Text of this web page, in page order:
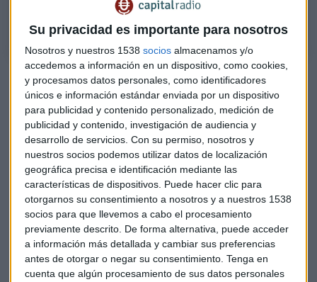
Su privacidad es importante para nosotros
Nosotros y nuestros 1538 socios almacenamos y/o
accedemos a información en un dispositivo, como cookies,
y procesamos datos personales, como identificadores
únicos e información estándar enviada por un dispositivo
para publicidad y contenido personalizado, medición de
publicidad y contenido, investigación de audiencia y
desarrollo de servicios. Con su permiso, nosotros y
nuestros socios podemos utilizar datos de localización
geográfica precisa e identificación mediante las
características de dispositivos. Puede hacer clic para
otorgarnos su consentimiento a nosotros y a nuestros 1538
socios para que llevemos a cabo el procesamiento
previamente descrito. De forma alternativa, puede acceder
a información más detallada y cambiar sus preferencias
antes de otorgar o negar su consentimiento. Tenga en
cuenta que algún procesamiento de sus datos personales
Necesitamos que nos visiten unos 80 millones de turistas,
según CEHAT
A la hostelería no le cuadra la caja, "somos la zona cero"
de la crisis económica
Hasta el momento el Gobierno no se ha referido a la
apertura de estos establecimientos dentro de las 4 fases del
periodo de desescalada. Sin embargo, los responsables de
los parques piden incorporarse a"fases más tempranas"
del desconfinamiento. Aún no cuentan con un calendario,
pero estiman que en junio ya deberían estar abiertos si el
Gobierno se los permite.